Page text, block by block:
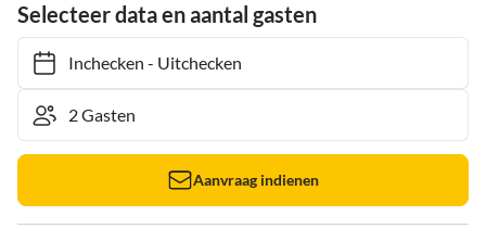
Selecteer data en aantal gasten
Inchecken- Uitchecken
Aanvraag indienen